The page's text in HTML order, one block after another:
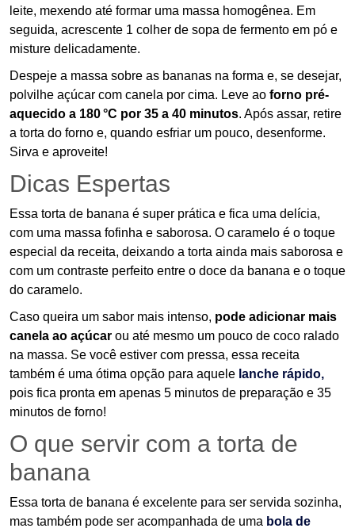
leite, mexendo até formar uma massa homogênea. Em
seguida, acrescente 1 colher de sopa de fermento em pó e
misture delicadamente.
Despeje a massa sobre as bananas na forma e, se desejar,
polvilhe açúcar com canela por cima. Leve ao forno pré-
aquecido a 180 °C por 35 a 40 minutos. Após assar, retire
a torta do forno e, quando esfriar um pouco, desenforme.
Sirva e aproveite!
Dicas Espertas
Essa torta de banana é super prática e fica uma delícia,
com uma massa fofinha e saborosa. O caramelo é o toque
especial da receita, deixando a torta ainda mais saborosa e
com um contraste perfeito entre o doce da banana e o toque
do caramelo.
Caso queira um sabor mais intenso, pode adicionar mais
canela ao açúcar ou até mesmo um pouco de coco ralado
na massa. Se você estiver com pressa, essa receita
também é uma ótima opção para aquele lanche rápido,
pois fica pronta em apenas 5 minutos de preparação e 35
minutos de forno!
O que servir com a torta de
banana
Essa torta de banana é excelente para ser servida sozinha,
mas também pode ser acompanhada de uma bola de